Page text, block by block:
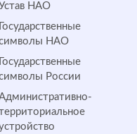
НАО
Государственные
НАО
Государственные
России